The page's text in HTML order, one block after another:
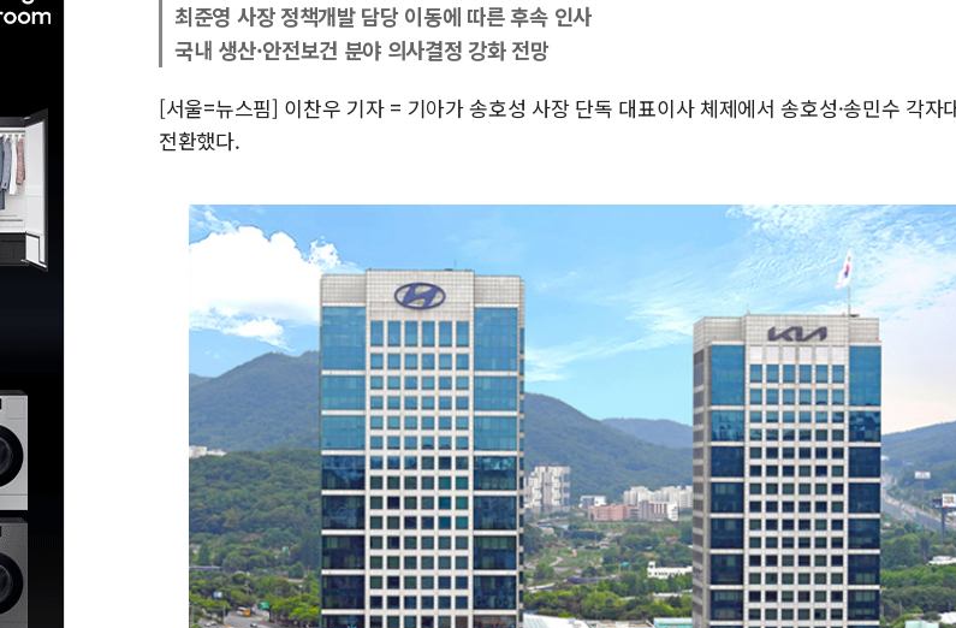
LX하우시
일 안 하
최준영 사장 정책개발 담당 이동에 따른 후속 인사
국내 생산·안전보건 분야 의사결정 강화 전망
[서울=뉴스핌] 이찬우 기자 = 기아가 송호성 사장 단독 대표이사 체제에서 송호성·송민수 각자
전환했다.